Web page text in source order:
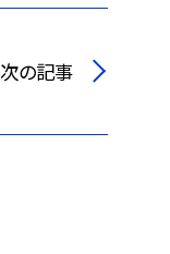
次の記事